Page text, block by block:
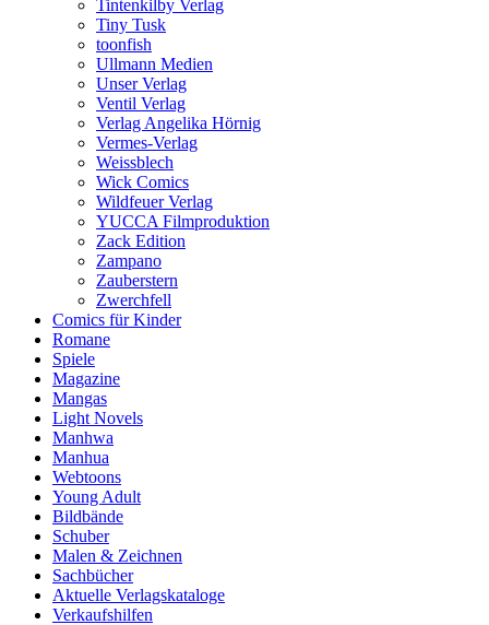
Tintenkilby Verlag
Tiny Tusk
toonfish
Ullmann Medien
Unser Verlag
Ventil Verlag
Verlag Angelika Hörnig
Vermes-Verlag
Weissblech
Wick Comics
Wildfeuer Verlag
YUCCA Filmproduktion
Zack Edition
Zampano
Zauberstern
Zwerchfell
Comics für Kinder
Romane
Spiele
Magazine
Mangas
Light Novels
Manhwa
Manhua
Webtoons
Young Adult
Bildbände
Schuber
Malen & Zeichnen
Sachbücher
Aktuelle Verlagskataloge
Verkaufshilfen